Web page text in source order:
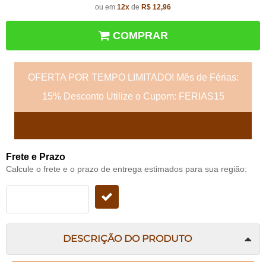
ou em 12x de R$ 12,96
COMPRAR
OFERTA POR TEMPO LIMITADO! Mês de Férias:
15% Desconto Utilize o Cupom: FERIAS15
Frete e Prazo
Calcule o frete e o prazo de entrega estimados para sua região:
DESCRIÇÃO DO PRODUTO